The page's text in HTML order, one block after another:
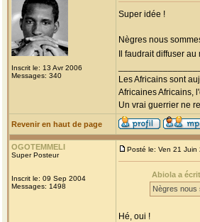
Inscrit le: 13 Avr 2006
Messages: 340
Super idée !
Nègres nous
Il faudrait diffuser
Les Africains sont
Africaines Africains,
Un vrai guerrier ne
Revenir en haut de page
OGOTEMMELI
Super Posteur
Inscrit le: 09 Sep 2004
Messages: 1498
Posté le: Ven 21 Juin
Abiola a
Nègres nous
Hé, oui !